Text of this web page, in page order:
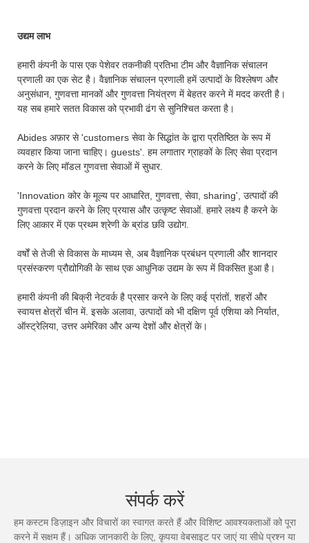
उद्यम लाभ
हमारी कंपनी के पास एक पेशेवर तकनीकी प्रतिभा टीम और वैज्ञानिक संचालन
प्रणाली का एक सेट है। वैज्ञानिक संचालन प्रणाली हमें उत्पादों के विश्लेषण और
अनुसंधान, गुणवत्ता मानकों और गुणवत्ता नियंत्रण में बेहतर करने में मदद करती है।
यह सब हमारे सतत विकास को प्रभावी ढंग से सुनिश्चित करता है।
Abides अफ़ार से 'customers सेवा के सिद्धांत के द्वारा प्रतिष्ठित के रूप में
व्यवहार किया जाना चाहिए। guests'. हम लगातार ग्राहकों के लिए सेवा प्रदान
करने के लिए मॉडल गुणवत्ता सेवाओं में सुधार.
'Innovation कोर के मूल्य पर आधारित, गुणवत्ता, सेवा, sharing', उत्पादों की
गुणवत्ता प्रदान करने के लिए प्रयास और उत्कृष्ट सेवाओं. हमारे लक्ष्य है करने के
लिए आकार में एक प्रथम श्रेणी के ब्रांड छवि उद्योग.
वर्षों से तेजी से विकास के माध्यम से, अब वैज्ञानिक प्रबंधन प्रणाली और शानदार
प्रसंस्करण प्रौद्योगिकी के साथ एक आधुनिक उद्यम के रूप में विकसित हुआ है।
हमारी कंपनी की बिक्री नेटवर्क है प्रसार करने के लिए कई प्रांतों, शहरों और
स्वायत्त क्षेत्रों चीन में. इसके अलावा, उत्पादों को भी दक्षिण पूर्व एशिया को निर्यात,
ऑस्ट्रेलिया, उत्तर अमेरिका और अन्य देशों और क्षेत्रों के।
संपर्क करें
हम कस्टम डिज़ाइन और विचारों का स्वागत करते हैं और विशिष्ट आवश्यकताओं को पूरा
करने में सक्षम हैं। अधिक जानकारी के लिए, कृपया वेबसाइट पर जाएं या सीधे प्रश्न या